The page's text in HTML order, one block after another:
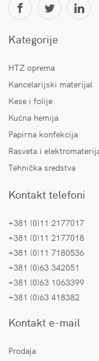
Kategorije
HTZ oprema
Kancelarijski materijal
Kese i folije
Kućna hemija
Papirna konfekcija
Rasveta i
Tehnička sredstva
Kontakt telefoni
+381 (0)11 2177017
+381 (0)11 2177018
+381 (0)11 7180536
+381 (0)63 342051
+381 (0)63 1063399
+381 (0)63 418382
Kontakt e-mail
Prodaja